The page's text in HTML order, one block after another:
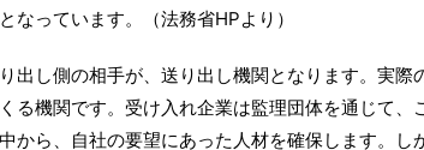
なっています。（法務省HPより）
出し側の相手が、送り出し機関となります。実際
る機関です。受け入れ企業は監理団体を通じて、
から、自社の要望にあった人材を確保します。し